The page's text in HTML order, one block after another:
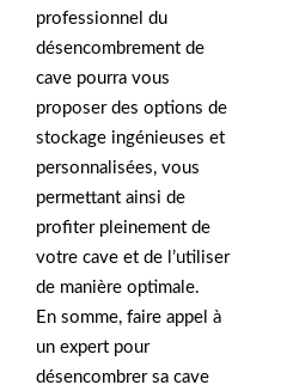
professionnel du
désencombrement de
cave pourra vous
proposer des options de
stockage ingénieuses et
personnalisées, vous
permettant ainsi de
profiter pleinement de
votre cave et de l’utiliser
de manière optimale.
En somme, faire appel à
un expert pour
désencombrer sa cave